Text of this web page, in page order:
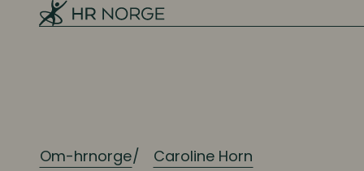
Ressursplanlegging
Om-hrnorge Caroline Horn